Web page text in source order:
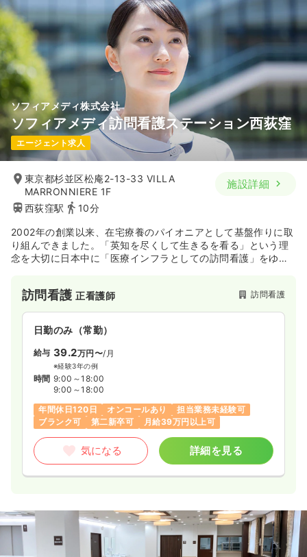
ソフィアメディ株式会社
ソフィアメディ訪問看護ステーション西荻窪
エージェント求人
東京都杉並区松庵2-13-33 VILLA
MARRONNIERE 1F
西荻窪駅
10分
施設詳細
2002年の創業以来、在宅療養のパイオニアとして基盤作りに取
り組んできました。「英知を尽くして生きるを看る」という理
念を大切に日本中に「医療インフラとしての訪問看護」をゆき
す。
訪問看護正看護師 訪問看護
日勤のみ（常勤）
給与 39.2万円〜/月
※経験3年の例
時間 9:00～18:00
9:00～18:00
年間休日120日
オンコールあり
担当業務未経験可
ブランク可
第二新卒可 月給39万円以上可
気になる 詳細を見る